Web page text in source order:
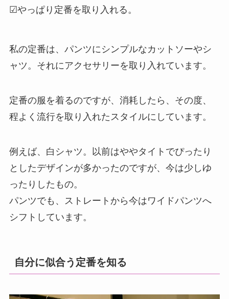
☑やっぱり定番を取り入れる。
私の定番は、パンツにシンプルなカットソーやシ
ャツ。それにアクセサリーを取り入れています。
定番の服を着るのですが、消耗したら、その度、
程よく流行を取り入れたスタイルにしています。
例えば、白シャツ。以前はややタイトでぴったり
としたデザインが多かったのですが、今は少しゆ
ったりしたもの。
パンツでも、ストレートから今はワイドパンツへ
シフトしています。
自分に似合う定番を知る